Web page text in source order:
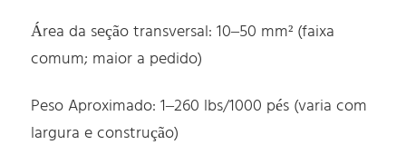
Área da seção transversal: 10–50 mm² (faixa
comum; maior a pedido)
Peso Aproximado: 1–260 lbs/1000 pés (varia com
largura e construção)